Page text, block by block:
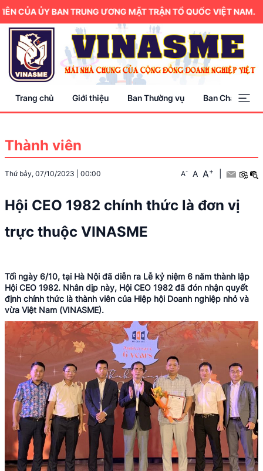
ỦY BAN TRUNG ƯƠNG MẶT TRẬN TỔ QUỐC VIỆT NAM.
Trang chủ Giới thiệu Ban Thường vụ Ban Chấp hành
Thành viên
Thứ bảy, 07/10/2023 00:00 A- A A+
Hội CEO 1982 chính thức là đơn vị
trực thuộc VINASME
Tối ngày 6/10, tại Hà Nội đã diễn ra Lễ kỷ niệm 6 năm thành lập
Hội CEO 1982. Nhân dịp này, Hội CEO 1982 đã đón nhận quyết
định chính thức là thành viên của Hiệp hội Doanh nghiệp nhỏ và
vừa Việt Nam (VINASME).